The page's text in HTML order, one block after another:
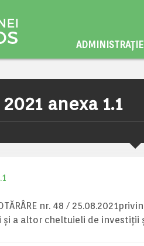
ADMINISTRAȚIE
2021 anexa 1.1
nr. 48 /
a altor cheltuieli de investiții